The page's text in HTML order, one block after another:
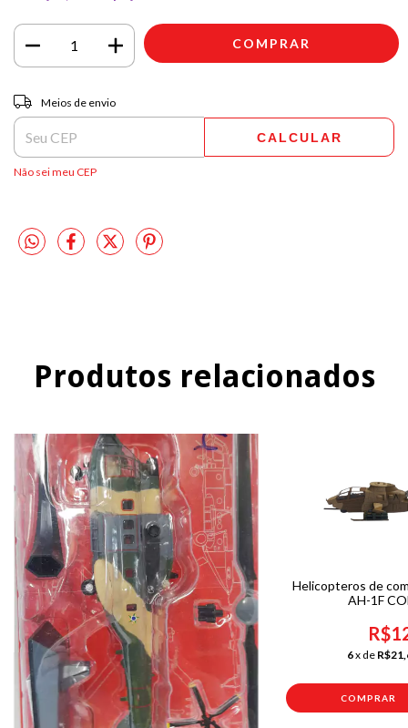
Entregas para o CEP:
Meios de envio
CALCULAR
Não sei meu CEP
Produtos relacionados
Helicopteros de
AH-1F
6x de